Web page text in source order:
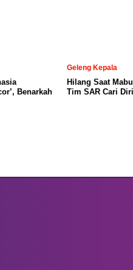
Benarkah
Geleng Kepala
Hilang Saat
Tim SAR Cari